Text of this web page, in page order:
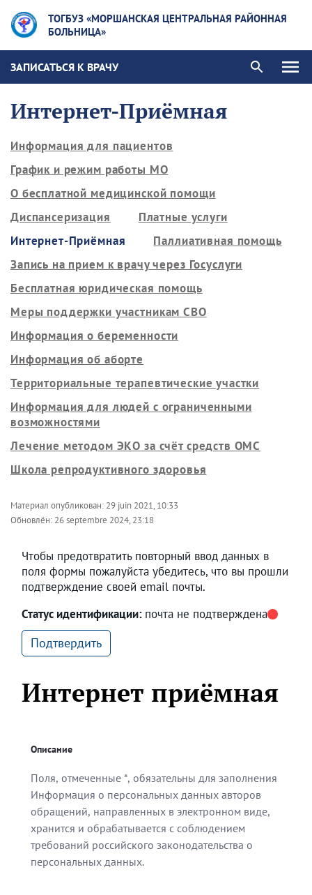
ТОГБУЗ «МОРШАНСКАЯ ЦЕНТРАЛЬНАЯ РАЙОННАЯ
БОЛЬНИЦА»
ЗАПИСАТЬСЯ К ВРАЧУ
Интернет-Приёмная
Информация для пациентов
График и режим работы МО
О бесплатной медицинской помощи
Диспансеризация
Платные услуги
Интернет-Приёмная
Паллиативная помощь
Запись на прием к врачу через Госуслуги
Бесплатная юридическая помощь
Меры поддержки участникам СВО
Информация о беременности
Информация об аборте
Территориальные терапевтические участки
Информация для людей с ограниченными
возможностями
Лечение методом ЭКО за счёт средств ОМС
Школа репродуктивного здоровья
Материал опубликован: 29 juin 2021, 10:33
Обновлён: 26 septembre 2024, 23:18
Чтобы предотвратить повторный ввод данных в
поля формы пожалуйста убедитесь, что вы прошли
подтверждение своей email почты.
Статус идентификации: почта не подтверждена
Подтвердить
Интернет приёмная
Описание
Поля, отмеченные *, обязательны для заполнения
Информация о персональных данных авторов
обращений, направленных в электронном виде,
хранится и обрабатывается с соблюдением
требований российского законодательства о
персональных данных.